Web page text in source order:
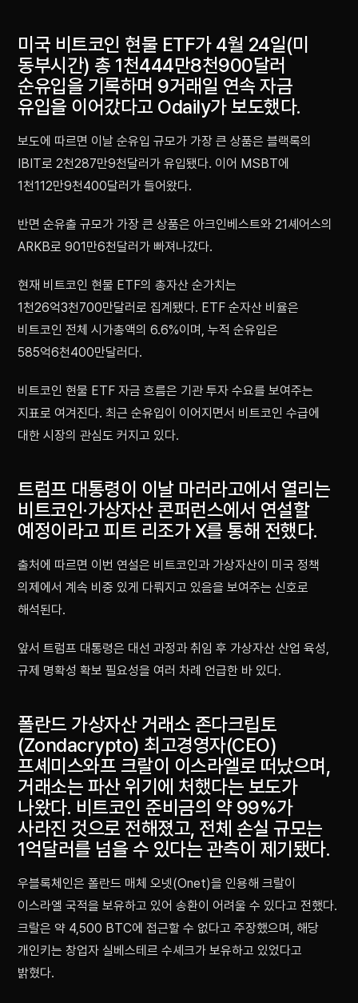
미국 비트코인 현물 ETF가 4월 24일(미
동부시간) 총 1천444만8천900달러
순유입을 기록하며 9거래일 연속 자금
유입을 이어갔다고 Odaily가 보도했다.
보도에 따르면 이날 순유입 규모가 가장 큰 상품은 블랙록의
IBIT로 2천287만9천달러가 유입됐다. 이어 MSBT에
1천112만9천400달러가 들어왔다.
반면 순유출 규모가 가장 큰 상품은 아크인베스트와 21셰어스의
ARKB로 901만6천달러가 빠져나갔다.
현재 비트코인 현물 ETF의 총자산 순가치는
1천26억3천700만달러로 집계됐다. ETF 순자산 비율은
비트코인 전체 시가총액의 6.6%이며, 누적 순유입은
585억6천400만달러다.
비트코인 현물 ETF 자금 흐름은 기관 투자 수요를 보여주는
지표로 여겨진다. 최근 순유입이 이어지면서 비트코인 수급에
대한 시장의 관심도 커지고 있다.
트럼프 대통령이 이날 마러라고에서 열리는
비트코인·가상자산 콘퍼런스에서 연설할
예정이라고 피트 리조가 X를 통해 전했다.
출처에 따르면 이번 연설은 비트코인과 가상자산이 미국 정책
의제에서 계속 비중 있게 다뤄지고 있음을 보여주는 신호로
해석된다.
앞서 트럼프 대통령은 대선 과정과 취임 후 가상자산 산업 육성,
규제 명확성 확보 필요성을 여러 차례 언급한 바 있다.
폴란드 가상자산 거래소 존다크립토
(Zondacrypto) 최고경영자(CEO)
프셰미스와프 크랄이 이스라엘로 떠났으며,
거래소는 파산 위기에 처했다는 보도가
나왔다. 비트코인 준비금의 약 99%가
사라진 것으로 전해졌고, 전체 손실 규모는
1억달러를 넘을 수 있다는 관측이 제기됐다.
우블록체인은 폴란드 매체 오넷(Onet)을 인용해 크랄이
이스라엘 국적을 보유하고 있어 송환이 어려울 수 있다고 전했다.
크랄은 약 4,500 BTC에 접근할 수 없다고 주장했으며, 해당
개인키는 창업자 실베스테르 수셰크가 보유하고 있었다고
밝혔다.